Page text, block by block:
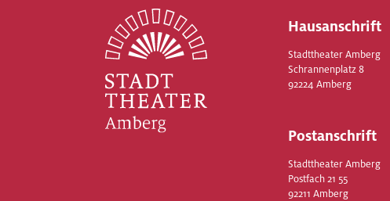
Hausanschrift
Stadttheater Amberg
Schrannenplatz 8
92224 Amberg
Postanschrift
Stadttheater Amberg
Postfach 21 55
92211 Amberg